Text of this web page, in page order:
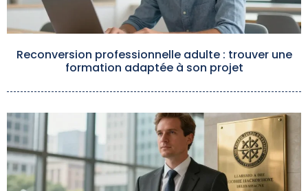
Reconversion professionnelle adulte : trouver une
formation adaptée à son projet